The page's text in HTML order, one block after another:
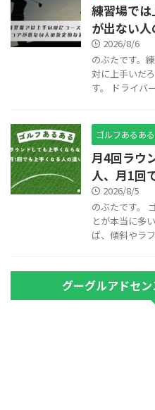
練習場で
が出ない
2026/8/6
のぶたです。
対に上手いだ
す。 ドライバ
ゴルフあるあ
月4回ラウ
人、月1回
2026/8/5
のぶたです。
とが本当に多
ば、傾斜やラ
グーグルアドセ